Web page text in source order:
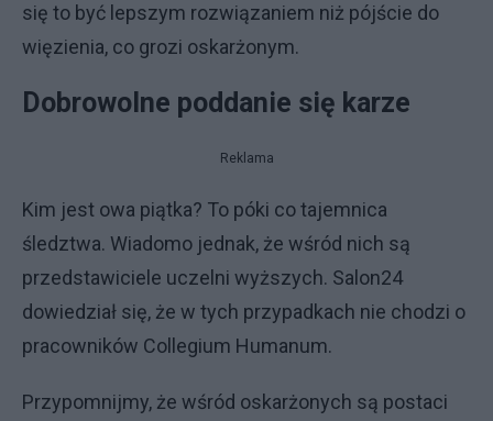
się to być lepszym rozwiązaniem niż pójście do
więzienia, co grozi oskarżonym.
Dobrowolne poddanie się karze
Reklama
Kim jest owa piątka? To póki co tajemnica
śledztwa. Wiadomo jednak, że wśród nich są
przedstawiciele uczelni wyższych. Salon24
dowiedział się, że w tych przypadkach nie chodzi o
pracowników Collegium Humanum.
Przypomnijmy, że wśród oskarżonych są postaci